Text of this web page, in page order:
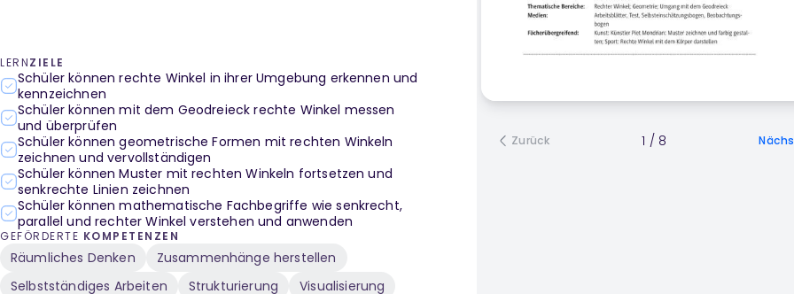
LERNZIELE
Schüler können rechte Winkel in ihrer Umgebung erkennen und
kennzeichnen
Schüler können mit dem Geodreieck rechte Winkel messen
und überprüfen
Schüler können geometrische Formen mit rechten Winkeln
zeichnen und vervollständigen
Schüler können Muster mit rechten Winkeln fortsetzen und
senkrechte Linien zeichnen
Schüler können mathematische Fachbegriffe wie senkrecht,
parallel und rechter Winkel verstehen und anwenden
GEFÖRDERTE KOMPETENZEN
Räumliches Denken
Zusammenhänge herstellen
Selbstständiges Arbeiten
Strukturierung Visualisierung
Zurück 1 / 8